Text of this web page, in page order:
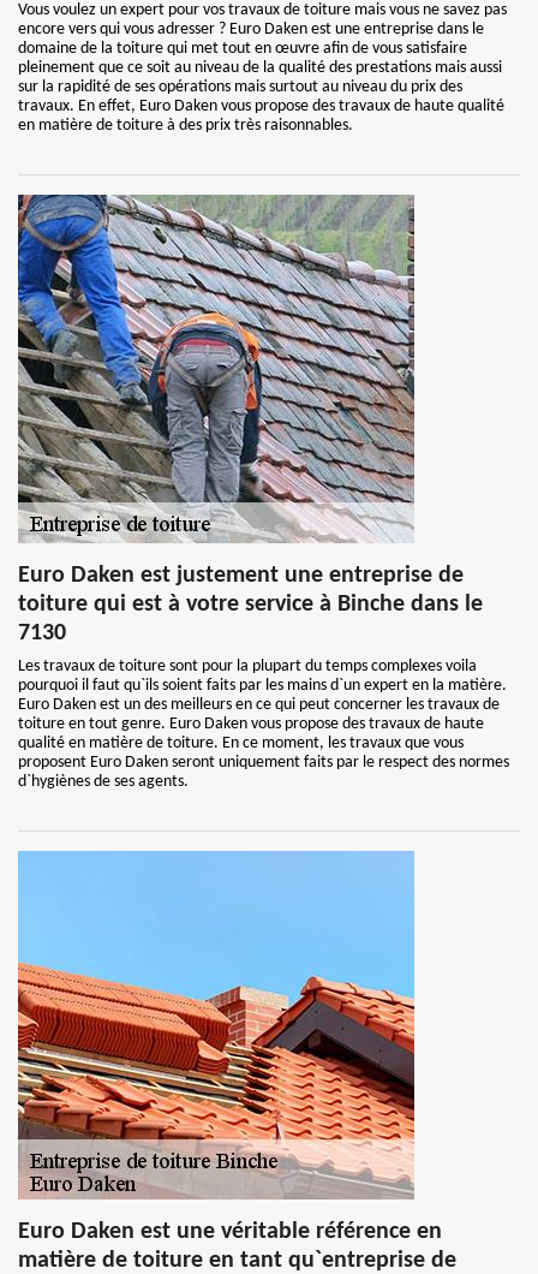
Vous voulez un expert pour vos travaux de toiture mais vous ne savez pas
encore vers qui vous adresser ? Euro Daken est une entreprise dans le
domaine de la toiture qui met tout en œuvre afin de vous satisfaire
pleinement que ce soit au niveau de la qualité des prestations mais aussi
sur la rapidité de ses opérations mais surtout au niveau du prix des
travaux. En effet, Euro Daken vous propose des travaux de haute qualité
en matière de toiture à des prix très raisonnables.
Euro Daken est justement une entreprise de
toiture qui est à votre service à Binche dans le
7130
Les travaux de toiture sont pour la plupart du temps complexes voila
pourquoi il faut qu`ils soient faits par les mains d`un expert en la matière.
Euro Daken est un des meilleurs en ce qui peut concerner les travaux de
toiture en tout genre. Euro Daken vous propose des travaux de haute
qualité en matière de toiture. En ce moment, les travaux que vous
proposent Euro Daken seront uniquement faits par le respect des normes
d`hygiènes de ses agents.
Euro Daken est une véritable référence en
matière de toiture en tant qu`entreprise de